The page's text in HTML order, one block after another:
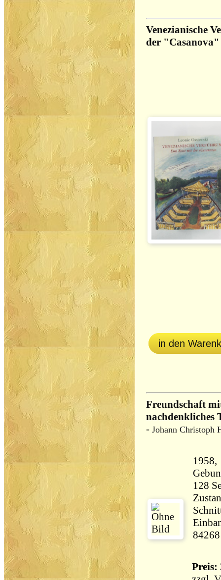
Venezianische
der "Casanova"
in den
Freundschaft
nachdenkliches
- Johann Christoph
1958,
84268
Preis: